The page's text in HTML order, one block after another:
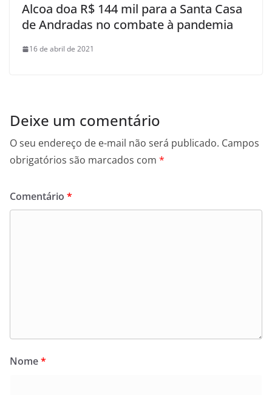
Alcoa doa R$ 144 mil para a Santa Casa
de Andradas no combate à pandemia
16 de abril de 2021
Deixe um comentário
O seu endereço de e-mail não será publicado. Campos
obrigatórios são marcados com *
Comentário *
Nome*